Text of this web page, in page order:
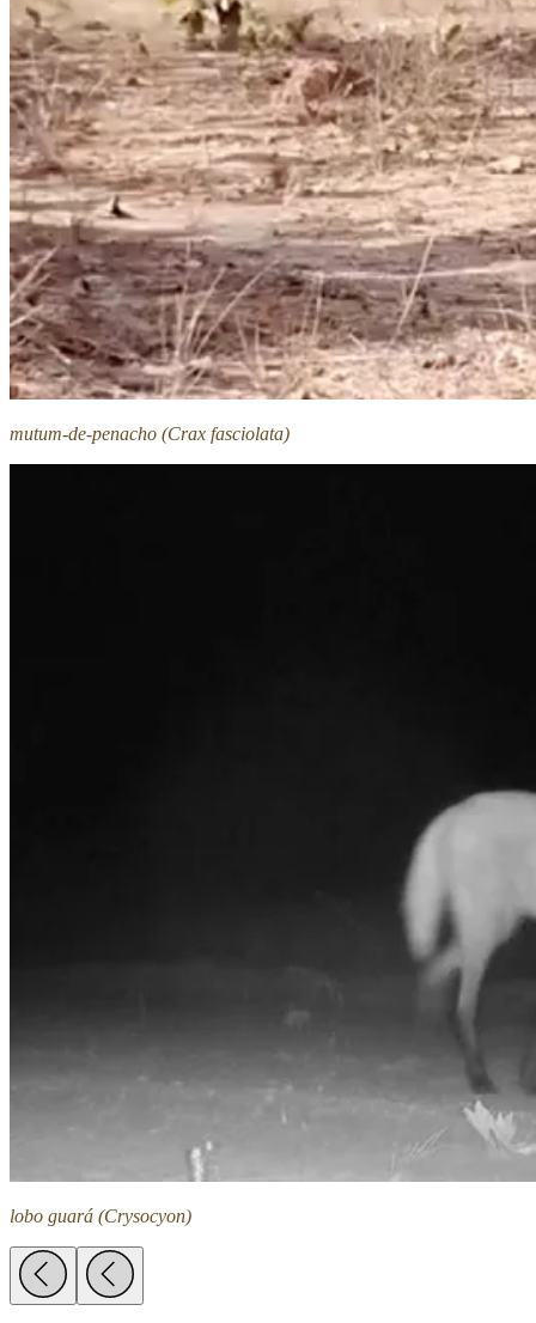
mutum-de-penacho (Crax fasciolata)
lobo guará (Crysocyon)